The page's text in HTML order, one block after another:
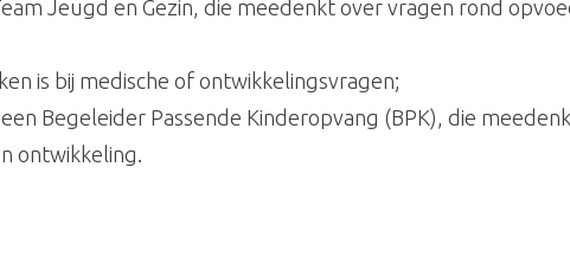
Jeugd en Gezin, die meedenkt over vragen rond
is bij medische of ontwikkelingsvragen;
Begeleider Passende Kinderopvang (BPK), die
ontwikkeling.